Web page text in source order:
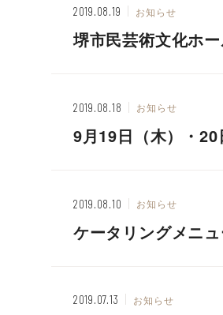
2019.08.19 お知らせ
堺市民芸術文化ホ
2019.08.18 お知らせ
9月19日（木）・
2019.08.10 お知らせ
ケータリングメニ
2019.07.13 お知らせ